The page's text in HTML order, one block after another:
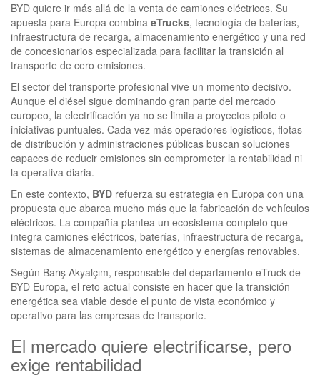
BYD quiere ir más allá de la venta de camiones eléctricos. Su
apuesta para Europa combina eTrucks, tecnología de baterías,
infraestructura de recarga, almacenamiento energético y una red
de concesionarios especializada para facilitar la transición al
transporte de cero emisiones.
El sector del transporte profesional vive un momento decisivo.
Aunque el diésel sigue dominando gran parte del mercado
europeo, la electrificación ya no se limita a proyectos piloto o
iniciativas puntuales. Cada vez más operadores logísticos, flotas
de distribución y administraciones públicas buscan soluciones
capaces de reducir emisiones sin comprometer la rentabilidad ni
la operativa diaria.
En este contexto, BYD refuerza su estrategia en Europa con una
propuesta que abarca mucho más que la fabricación de vehículos
eléctricos. La compañía plantea un ecosistema completo que
integra camiones eléctricos, baterías, infraestructura de recarga,
sistemas de almacenamiento energético y energías renovables.
Según Barış Akyalçım, responsable del departamento eTruck de
BYD Europa, el reto actual consiste en hacer que la transición
energética sea viable desde el punto de vista económico y
operativo para las empresas de transporte.
El mercado quiere electrificarse, pero
exige rentabilidad